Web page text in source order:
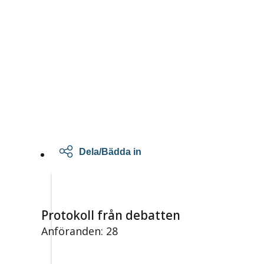
Dela/Bädda in
Protokoll från debatten
Anföranden: 28